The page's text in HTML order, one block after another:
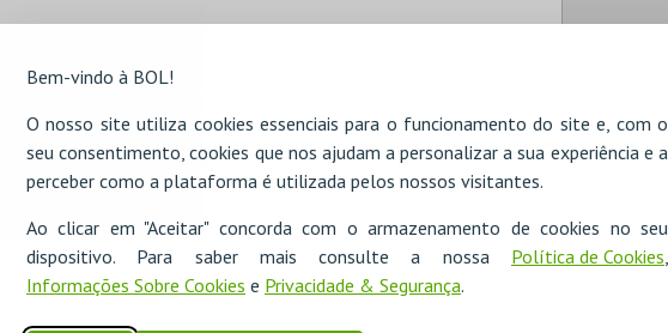
Bem-vindo à BOL!
O nosso site utiliza cookies essenciais para o funcionamento do site e, com o
seu consentimento, cookies que nos ajudam a personalizar a sua experiência e a
perceber como a plataforma é utilizada pelos nossos visitantes.
Ao clicar em "Aceitar" concorda com o armazenamento de cookies no seu
dispositivo. Para saber mais consulte a nossa Política de Cookies
Informações Sobre Cookies e Privacidade & Segurança.
e sem aviso prévio, pela mesma;
no site, a Etnaga só possui uma obrigação de meios. A Etnaga exclui
pelos inconvenientes ou prejuízos inerentes à utilização da rede de
uma intrusão exterior ou a presença de vírus informáticos, ou de
pela jurisprudência dos tribunais, até ao limite permitido pela lei
ocorrerem erros neste site, a Etnaga não poderá ser responsabilizada
bilhete comprado e de proceder à restituição do valor pago caso: